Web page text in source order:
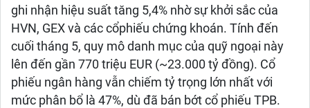
ghi nhận hiệu suất tăng 5,4% nhờ sự khởi sắc của
HVN, GEX và các cổphiếu chứng khoán. Tính đến
cuối tháng 5, quy mô danh mục của quỹ ngoại này
lên đến gần 770 triệu EUR (~23.000 tỷ đồng). Cổ
phiếu ngân hàng vẫn chiếm tỷ trọng lớn nhất với
mức phân bổ là 47%, dù đã bán bớt cổ phiếu TPB.